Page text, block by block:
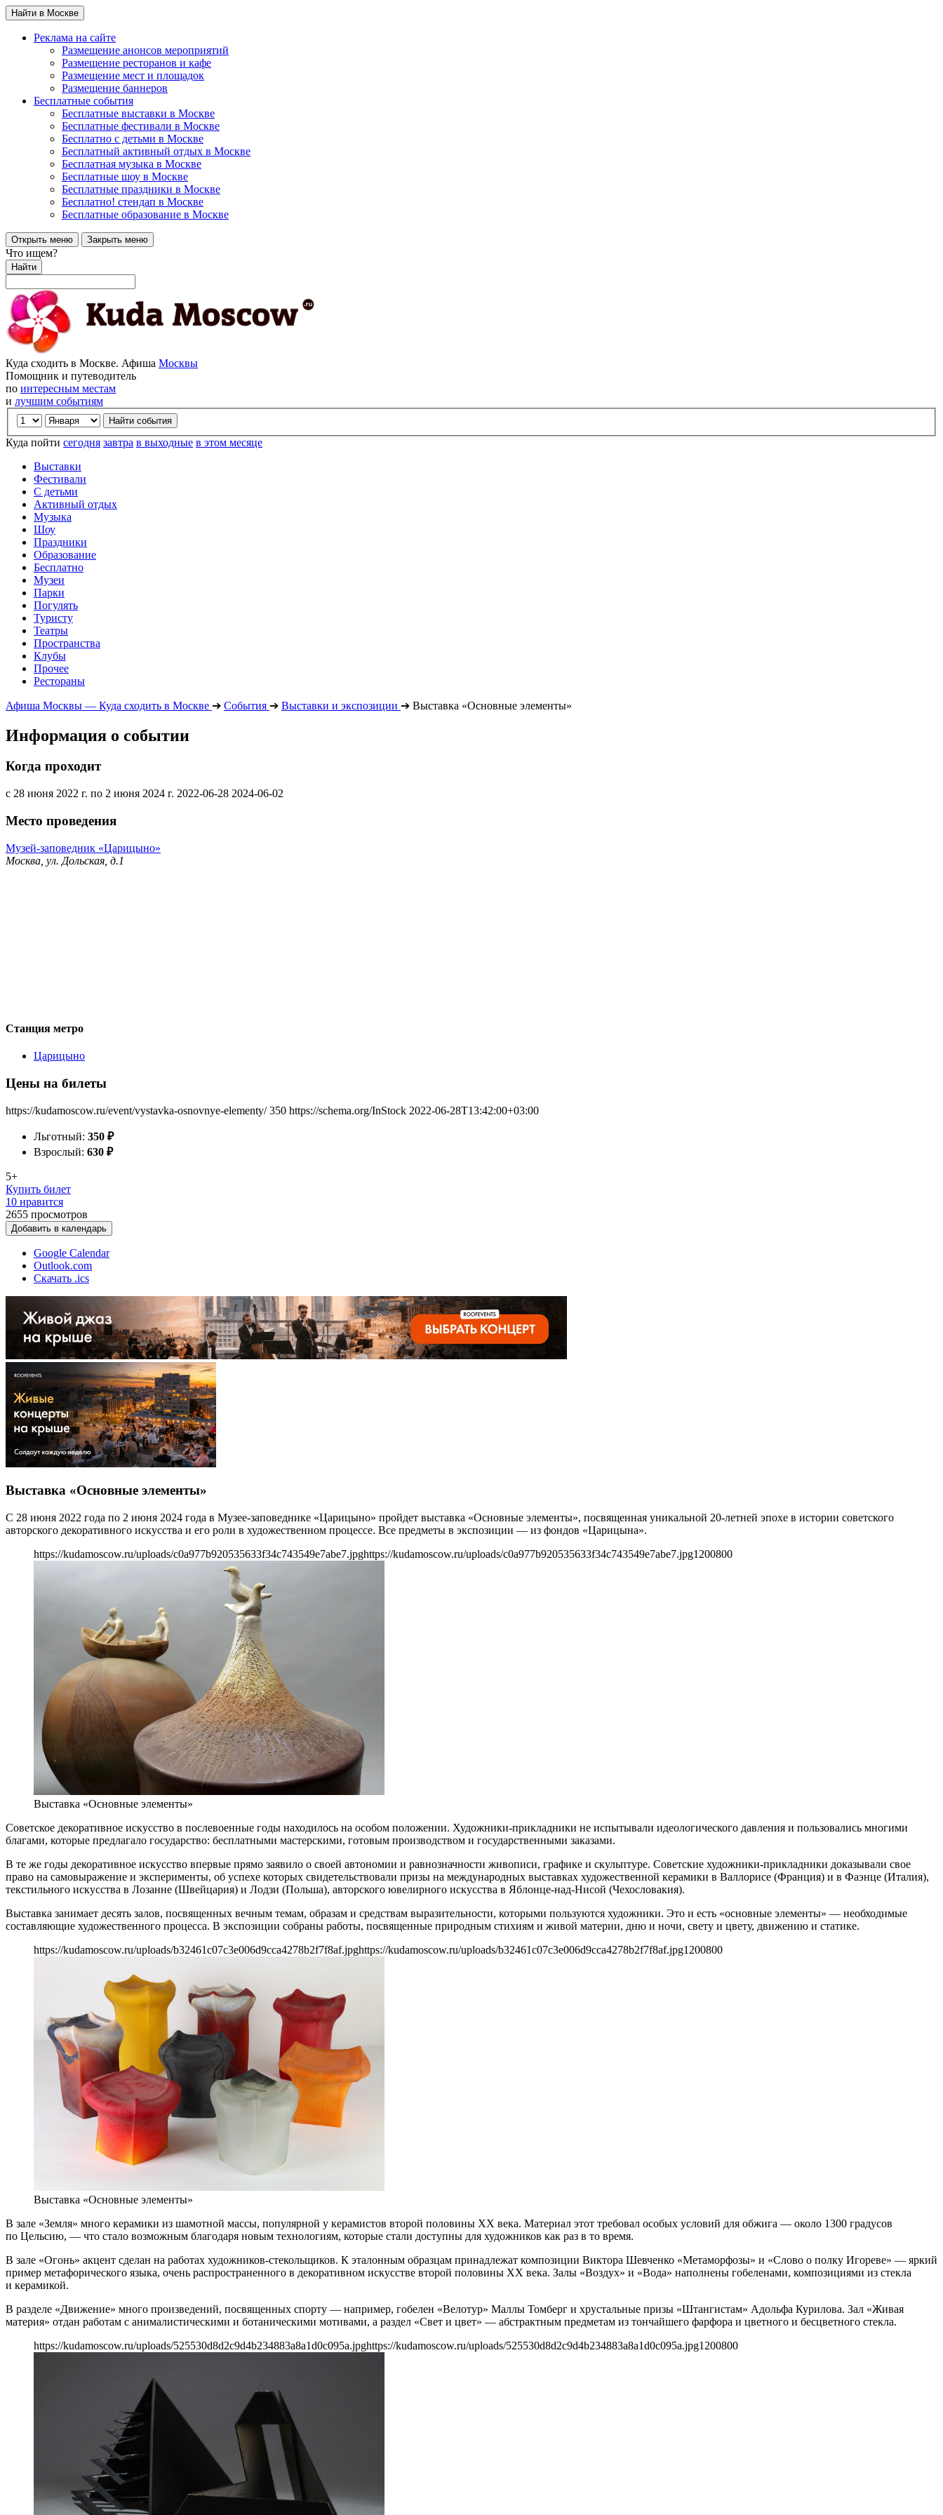
Найти в Москве
Реклама на сайте
Размещение анонсов мероприятий
Размещение ресторанов и кафе
Размещение мест и площадок
Размещение баннеров
Бесплатные события
Бесплатные выставки в Москве
Бесплатные фестивали в Москве
Бесплатно с детьми в Москве
Бесплатный активный отдых в Москве
Бесплатная музыка в Москве
Бесплатные шоу в Москве
Бесплатные праздники в Москве
Бесплатно! стендап в Москве
Бесплатные образование в Москве
Открыть меню Закрыть меню
Что ищем?
Найти
Куда сходить в Москве. Афиша Москвы
Помощник и путеводитель
по интересным местам
и лучшим событиям
Куда пойти сегодня завтра в выходные в этом месяце
Выставки
Фестивали
С детьми
Активный отдых
Музыка
Шоу
Праздники
Образование
Бесплатно
Музеи
Парки
Погулять
Туристу
Театры
Пространства
Клубы
Прочее
Рестораны
Афиша Москвы — Куда сходить в Москве ➔ События ➔ Выставки и экспозиции ➔ Выставка «Основные элементы»
Информация о событии
Когда проходит
с 28 июня 2022 г. по 2 июня 2024 г. 2022-06-28 2024-06-02
Место проведения
Музей-заповедник «Царицыно»
Москва, ул. Дольская, д.1
Станция метро
Царицыно
Цены на билеты
https://kudamoscow.ru/event/vystavka-osnovnye-elementy/ 350 https://schema.org/InStock 2022-06-28T13:42:00+03:00
Льготный: 350 ₽
Взрослый: 630 ₽
5+
Купить билет
10 нравится
2655 просмотров
Добавить в календарь
Google Calendar
Outlook.com
Скачать .ics
Выставка «Основные элементы»
С 28 июня 2022 года по 2 июня 2024 года в Музее-заповеднике «Царицыно» пройдет выставка «Основные элементы», посвященная уникальной 20-летней эпохе в истории советского
авторского декоративного искусства и его роли в художественном процессе. Все предметы в экспозиции — из фондов «Царицына».
https://kudamoscow.ru/uploads/c0a977b920535633f34c743549e7abe7.jpghttps://kudamoscow.ru/uploads/c0a977b920535633f34c743549e7abe7.jpg1200800
Выставка «Основные элементы»
Советское декоративное искусство в послевоенные годы находилось на особом положении. Художники-прикладники не испытывали идеологического давления и пользовались многими
благами, которые предлагало государство: бесплатными мастерскими, готовым производством и государственными заказами.
В те же годы декоративное искусство впервые прямо заявило о своей автономии и равнозначности живописи, графике и скульптуре. Советские художники-прикладники доказывали свое
право на самовыражение и эксперименты, об успехе которых свидетельствовали призы на международных выставках художественной керамики в Валлорисе (Франция) и в Фаэнце (Италия),
текстильного искусства в Лозанне (Швейцария) и Лодзи (Польша), авторского ювелирного искусства в Яблонце-над-Нисой (Чехословакия).
Выставка занимает десять залов, посвященных вечным темам, образам и средствам выразительности, которыми пользуются художники. Это и есть «основные элементы» — необходимые
составляющие художественного процесса. В экспозиции собраны работы, посвященные природным стихиям и живой материи, дню и ночи, свету и цвету, движению и статике.
https://kudamoscow.ru/uploads/b32461c07c3e006d9cca4278b2f7f8af.jpghttps://kudamoscow.ru/uploads/b32461c07c3e006d9cca4278b2f7f8af.jpg1200800
Выставка «Основные элементы»
В зале «Земля» много керамики из шамотной массы, популярной у керамистов второй половины XX века. Материал этот требовал особых условий для обжига — около 1300 градусов
по Цельсию, — что стало возможным благодаря новым технологиям, которые стали доступны для художников как раз в то время.
В зале «Огонь» акцент сделан на работах художников-стекольщиков. К эталонным образцам принадлежат композиции Виктора Шевченко «Метаморфозы» и «Слово о полку Игореве» — яркий
пример метафорического языка, очень распространенного в декоративном искусстве второй половины XX века. Залы «Воздух» и «Вода» наполнены гобеленами, композициями из стекла
и керамикой.
В разделе «Движение» много произведений, посвященных спорту — например, гобелен «Велотур» Маллы Томберг и хрустальные призы «Штангистам» Адольфа Курилова. Зал «Живая
материя» отдан работам с анималистическими и ботаническими мотивами, а раздел «Свет и цвет» — абстрактным предметам из тончайшего фарфора и цветного и бесцветного стекла.
https://kudamoscow.ru/uploads/525530d8d2c9d4b234883a8a1d0c095a.jpghttps://kudamoscow.ru/uploads/525530d8d2c9d4b234883a8a1d0c095a.jpg1200800